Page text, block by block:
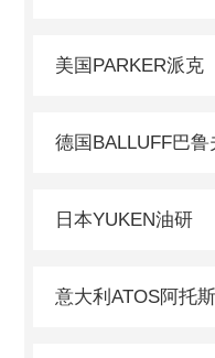
美国PARKER派克
德国BALLUFF巴鲁
日本YUKEN油研
意大利ATOS阿托斯